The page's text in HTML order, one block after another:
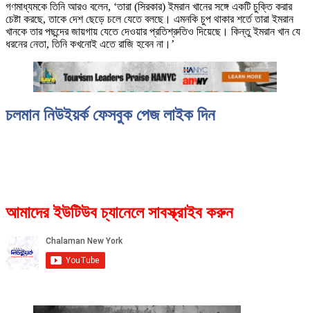
গণমাধ্যমকে তিনি আরও বলেন, ‘তারা (সিরকার) ইমরান খানের সঙ্গে একটি চুক্তি করার
চেষ্টা করছে, তাকে দেশ ছেড়ে চলে যেতে বলছে। এমনকি চুপ থাকার শর্তে তারা ইমরান
খানকে তার পছন্দের জায়গায় যেতে দেওয়ার প্রতিশ্রুতিও দিয়েছে। কিন্তু ইমরান খান যে
ধরনের নেতা, তিনি কখনোই এতে রাজি হবেন না।’
চলমান নিউইয়র্ক ফেসবুক পেজ লাইক দিন
আমাদের ইউটিউব চ্যানেলে সাবস্ক্রাইব করুন